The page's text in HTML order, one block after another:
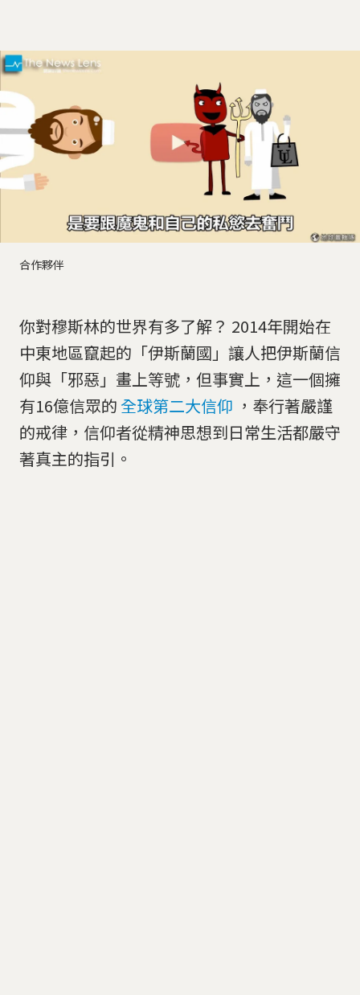
合作夥伴
你對穆斯林的世界有多了解？ 2014年開始在
中東地區竄起的「伊斯蘭國」讓人把伊斯蘭信
仰與「邪惡」畫上等號，但事實上，這一個擁
有16億信眾的 全球第二大信仰 ，奉行著嚴謹
的戒律，信仰者從精神思想到日常生活都嚴守
著真主的指引。